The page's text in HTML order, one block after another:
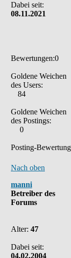
Dabei seit:
08.11.2021
Bewertungen:0
Goldene Weichen
des Users:
84
Goldene Weichen
des Postings:
0
Posting-
Nach oben
manni
Betreiber des
Forums
Alter: 47
Dabei seit:
04.02.2004